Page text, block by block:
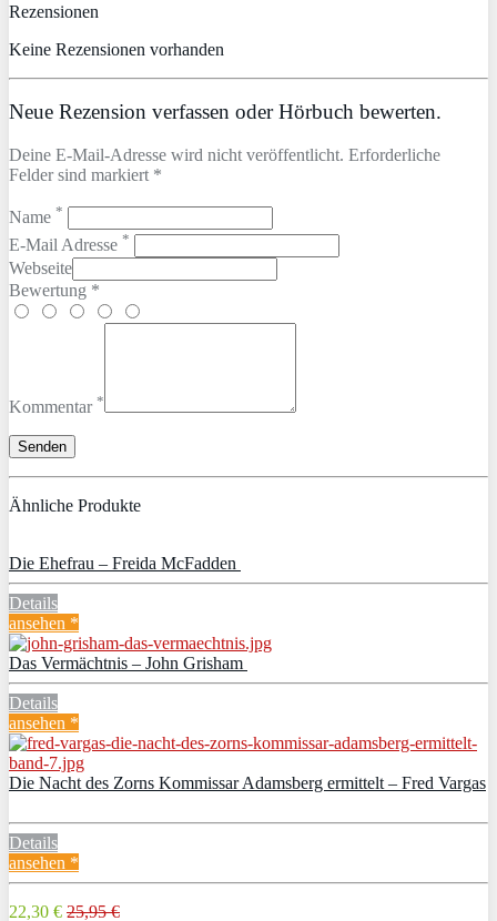
Rezensionen
Keine Rezensionen vorhanden
Neue Rezension verfassen oder Hörbuch bewerten.
Deine E-Mail-Adresse wird nicht veröffentlicht. Erforderliche
Felder sind markiert *
Name *
E-Mail Adresse *
Webseite
Bewertung *
Kommentar *
Ähnliche Produkte
Die Ehefrau – Freida McFadden
Details
ansehen *
Das Vermächtnis – John Grisham
Details
ansehen *
Die Nacht des Zorns Kommissar Adamsberg ermittelt – Fred Vargas
Details
ansehen *
22,30 € 25,95 €